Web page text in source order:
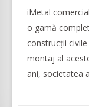
iMetal
o gamă
construcții
montaj al
ani, societatea